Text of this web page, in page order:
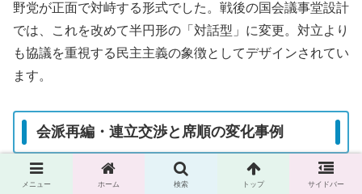
野党が正面で対峙する形式でした。戦後の国会議事堂設計
では、これを改めて半円形の「対話型」に変更。対立より
も協議を重視する民主主義の象徴としてデザインされてい
ます。
会派再編・連立交渉と席順の変化事例
1980年代以降、政党の分裂や新党結成が相次ぎ、会派構
メニュー ホーム 検索 トップ サイドバー